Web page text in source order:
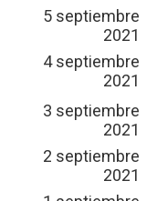
5 septiembre
2021
4 septiembre
2021
3 septiembre
2021
2 septiembre
2021